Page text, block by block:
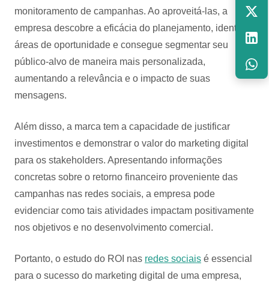
monitoramento de campanhas. Ao aproveitá-las, a
empresa descobre a eficácia do planejamento, identifica
áreas de oportunidade e consegue segmentar seu
público-alvo de maneira mais personalizada,
aumentando a relevância e o impacto de suas
mensagens.
Além disso, a marca tem a capacidade de justificar
investimentos e demonstrar o valor do marketing digital
para os stakeholders. Apresentando informações
concretas sobre o retorno financeiro proveniente das
campanhas nas redes sociais, a empresa pode
evidenciar como tais atividades impactam positivamente
nos objetivos e no desenvolvimento comercial.
Portanto, o estudo do ROI nas redes sociais é essencial
para o sucesso do marketing digital de uma empresa,